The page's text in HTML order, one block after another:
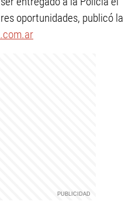
oportunidades, publicó la